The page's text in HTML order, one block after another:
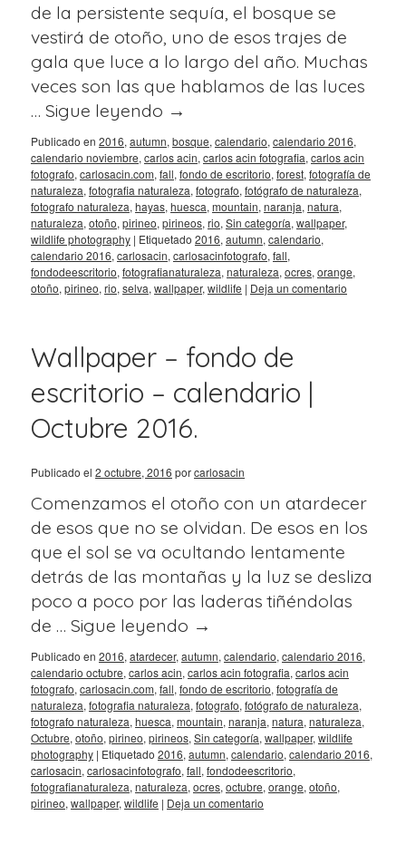
de la persistente sequía, el bosque se
vestirá de otoño, uno de esos trajes de
gala que luce a lo largo del año. Muchas
veces son las que hablamos de las luces
… Sigue leyendo →
Publicado en 2016, autumn, bosque, calendario, calendario 2016,
calendario noviembre, carlos acin, carlos acin fotografia, carlos acin
fotografo, carlosacin.com, fall, fondo de escritorio, forest, fotografía de
naturaleza, fotografia naturaleza, fotografo, fotógrafo de naturaleza,
fotografo naturaleza, hayas, huesca, mountain, naranja, natura,
naturaleza, otoño, pirineo, pirineos, rio, Sin categoría, wallpaper,
wildlife photography | Etiquetado 2016, autumn, calendario,
calendario 2016, carlosacin, carlosacinfotografo, fall,
fondodeescritorio, fotografianaturaleza, naturaleza, ocres, orange,
otoño, pirineo, rio, selva, wallpaper, wildlife | Deja un comentario
Wallpaper – fondo de
escritorio – calendario |
Octubre 2016.
Publicado el 2 octubre, 2016 porcarlosacin
Comenzamos el otoño con un atardecer
de esos que no se olvidan. De esos en los
que el sol se va ocultando lentamente
detrás de las montañas y la luz se desliza
poco a poco por las laderas tiñéndolas
de … Sigue leyendo →
Publicado en 2016, atardecer, autumn, calendario, calendario 2016,
calendario octubre, carlos acin, carlos acin fotografia, carlos acin
fotografo, carlosacin.com, fall, fondo de escritorio, fotografía de
naturaleza, fotografia naturaleza, fotografo, fotógrafo de naturaleza,
fotografo naturaleza, huesca, mountain, naranja, natura, naturaleza,
Octubre, otoño, pirineo, pirineos, Sin categoría, wallpaper, wildlife
photography | Etiquetado 2016, autumn, calendario, calendario 2016,
carlosacin, carlosacinfotografo, fall, fondodeescritorio,
fotografianaturaleza, naturaleza, ocres, octubre, orange, otoño,
pirineo, wallpaper, wildlife | Deja un comentario